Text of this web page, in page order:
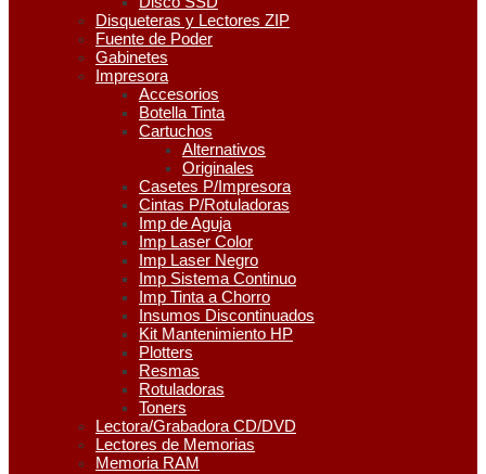
Disqueteras y Lectores ZIP
Fuente de Poder
Gabinetes
Impresora
Accesorios
Botella Tinta
Cartuchos
Alternativos
Originales
Casetes P/Impresora
Cintas P/Rotuladoras
Imp de Aguja
Imp Laser Color
Imp Laser Negro
Imp Sistema Continuo
Imp Tinta a Chorro
Insumos Discontinuados
Kit Mantenimiento HP
Plotters
Resmas
Rotuladoras
Toners
Lectora/Grabadora CD/DVD
Lectores de Memorias
Memoria RAM